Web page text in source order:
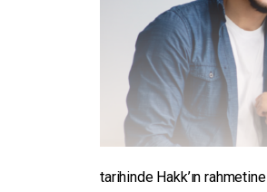
tarihinde Hakk’ın